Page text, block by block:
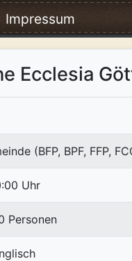
Impressum
Ecclesia
(BFP, BPF, FFP,
Uhr
Personen